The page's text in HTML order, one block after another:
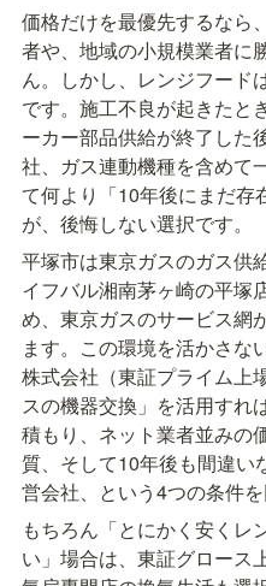
価格だけを最優先するなら
者や、地域の小規模業者に
ん。しかし、レンジフード
です。施工不良が起きたと
ーカー部品供給が終了した
社、ガス連動機種を含めて
て何より「10年後にまだ存
が、後悔しない選択です。
平塚市は東京ガスのガス供
イフバル湘南茅ヶ崎の平塚
め、東京ガスのサービス網
ます。この環境を活かさな
株式会社（東証プライム上
スの機器交換」を活用すれ
積もり、ネット業者並みの
質、そして10年後も間違い
営会社、という4つの条件
もちろん「とにかく安くレ
い」場合は、東証グロース